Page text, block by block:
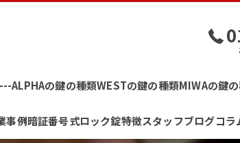
ALPHAの鍵の種類WESTの鍵の種類MIWAの鍵
事例暗証番号式ロック錠特徴スタッフブログコラ